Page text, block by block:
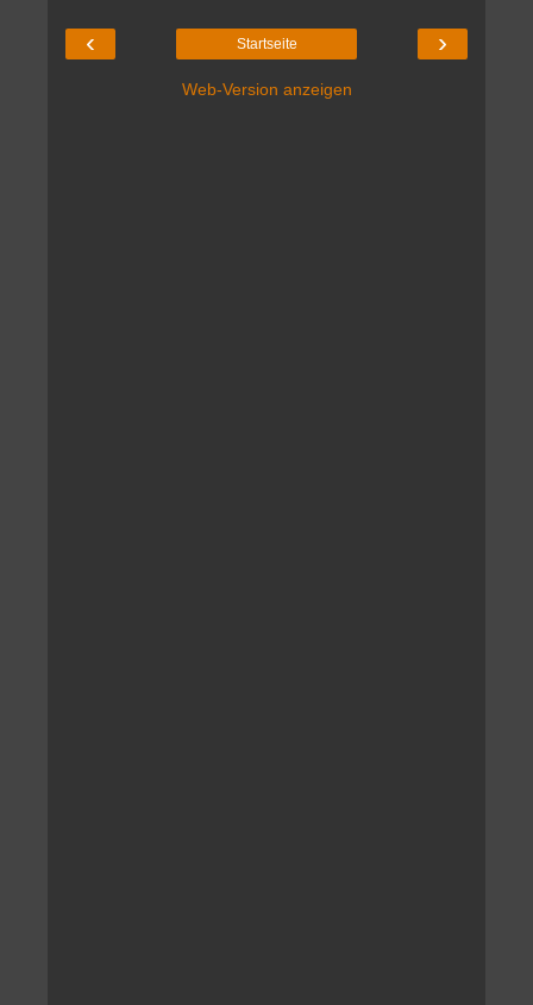
‹ ›
Startseite
Web-Version anzeigen